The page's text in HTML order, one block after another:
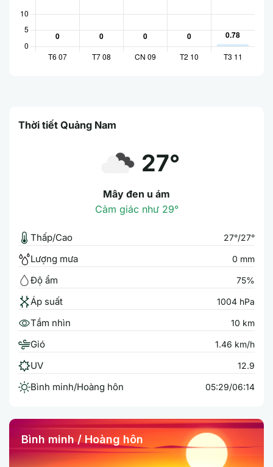
Thời tiết Quảng Nam
27°
Mây đen u ám
Cảm giác như 29°
Thấp/Cao 27°/27°
Lượng mưa 0 mm
Độ ẩm 75%
Áp suất 1004 hPa
Tầm nhìn 10 km
Gió 1.46 km/h
UV 12.9
Bình minh/Hoàng hôn 05:29/06:14
Bình minh / Hoàng hôn